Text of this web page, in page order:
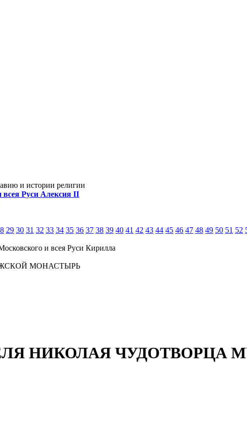
и истории религии
всея Руси Алексия II
29 30 31 32 33 34 35 36 37 38 39 40 41 42 43 44 45 46 47 48 49 50 51 52
и всея Руси Кирилла
МОНАСТЫРЬ
НИКОЛАЯ ЧУДОТВОРЦА